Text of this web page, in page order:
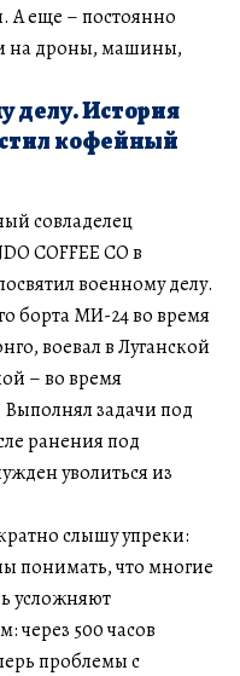
А еще – постоянно
на дроны, машины,
делу. История
кофейный
совладелец
COFFEE CO в
военному делу.
борта МИ-24 во время
воевал в Луганской
– во время
задачи под
ранения под
уволиться из
слышу упреки:
понимать, что многие
усложняют
через 500 часов
проблемы с